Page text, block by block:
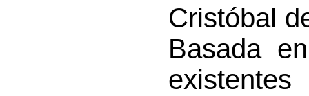
Cristóbal
Basada